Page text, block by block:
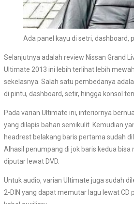
Ada panel kayu di setri, dashboard,
Selanjutnya adalah review Nissan Grand
Ultimate 2013 ini lebih terlihat lebih
sekelasnya. Salah satu pembedanya
di pintu, dashboard, setir, hingga konsol
Pada varian Ultimate ini, interiornya
yang dilapis bahan semikulit. Kemudian
headrest belakang baris pertama sudah
Alhasil penumpang di jok baris kedua
diputar lewat DVD.
Untuk audio, varian Ultimate juga sudah
2-DIN yang dapat memutar lagu lewat CD